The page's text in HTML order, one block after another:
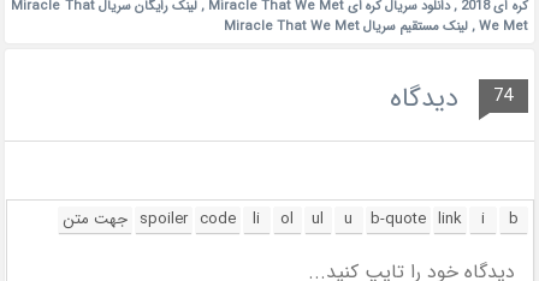
کره ای 2018
,دانلود سریال کره ای Miracle That We Met ,
لینک رایگان سریال Miracle That
We Met
,لینک مستقیم سریال Miracle That We Met
74 دیدگاه